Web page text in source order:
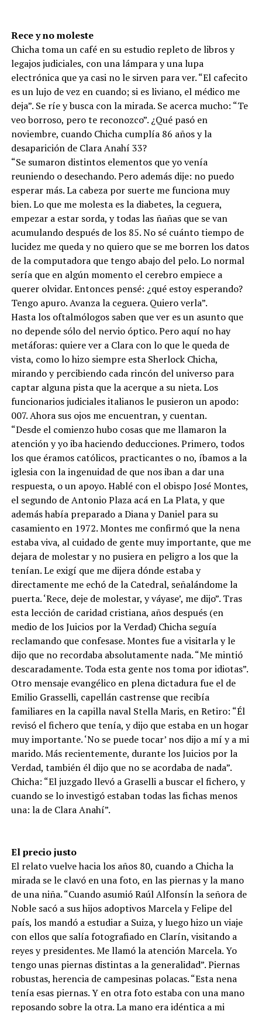
Rece y no moleste
Chicha toma un café en su estudio repleto de libros y
legajos judiciales, con una lámpara y una lupa
electrónica que ya casi no le sirven para ver. “El cafecito
es un lujo de vez en cuando; si es liviano, el médico me
deja”. Se ríe y busca con la mirada. Se acerca mucho: “Te
veo borroso, pero te reconozco”. ¿Qué pasó en
noviembre, cuando Chicha cumplía 86 años y la
desaparición de Clara Anahí 33?
“Se sumaron distintos elementos que yo venía
reuniendo o desechando. Pero además dije: no puedo
esperar más. La cabeza por suerte me funciona muy
bien. Lo que me molesta es la diabetes, la ceguera,
empezar a estar sorda, y todas las ñañas que se van
acumulando después de los 85. No sé cuánto tiempo de
lucidez me queda y no quiero que se me borren los datos
de la computadora que tengo abajo del pelo. Lo normal
sería que en algún momento el cerebro empiece a
querer olvidar. Entonces pensé: ¿qué estoy esperando?
Tengo apuro. Avanza la ceguera. Quiero verla”.
Hasta los oftalmólogos saben que ver es un asunto que
no depende sólo del nervio óptico. Pero aquí no hay
metáforas: quiere ver a Clara con lo que le queda de
vista, como lo hizo siempre esta Sherlock Chicha,
mirando y percibiendo cada rincón del universo para
captar alguna pista que la acerque a su nieta. Los
funcionarios judiciales italianos le pusieron un apodo:
007. Ahora sus ojos me encuentran, y cuentan.
“Desde el comienzo hubo cosas que me llamaron la
atención y yo iba haciendo deducciones. Primero, todos
los que éramos católicos, practicantes o no, íbamos a la
iglesia con la ingenuidad de que nos iban a dar una
respuesta, o un apoyo. Hablé con el obispo José Montes,
el segundo de Antonio Plaza acá en La Plata, y que
además había preparado a Diana y Daniel para su
casamiento en 1972. Montes me confirmó que la nena
estaba viva, al cuidado de gente muy importante, que me
dejara de molestar y no pusiera en peligro a los que la
tenían. Le exigí que me dijera dónde estaba y
directamente me echó de la Catedral, señalándome la
puerta. ‘Rece, deje de molestar, y váyase’, me dijo”. Tras
esta lección de caridad cristiana, años después (en
medio de los Juicios por la Verdad) Chicha seguía
reclamando que confesase. Montes fue a visitarla y le
dijo que no recordaba absolutamente nada. “Me mintió
descaradamente. Toda esta gente nos toma por idiotas”.
Otro mensaje evangélico en plena dictadura fue el de
Emilio Grasselli, capellán castrense que recibía
familiares en la capilla naval Stella Maris, en Retiro: “Él
revisó el fichero que tenía, y dijo que estaba en un hogar
muy importante. ‘No se puede tocar’ nos dijo a mí y a mi
marido. Más recientemente, durante los Juicios por la
Verdad, también él dijo que no se acordaba de nada”.
Chicha: “El juzgado llevó a Graselli a buscar el fichero, y
cuando se lo investigó estaban todas las fichas menos
una: la de Clara Anahí”.
El precio justo
El relato vuelve hacia los años 80, cuando a Chicha la
mirada se le clavó en una foto, en las piernas y la mano
de una niña. “Cuando asumió Raúl Alfonsín la señora de
Noble sacó a sus hijos adoptivos Marcela y Felipe del
país, los mandó a estudiar a Suiza, y luego hizo un viaje
con ellos que salía fotografiado en Clarín, visitando a
reyes y presidentes. Me llamó la atención Marcela. Yo
tengo unas piernas distintas a la generalidad”. Piernas
robustas, herencia de campesinas polacas. “Esta nena
tenía esas piernas. Y en otra foto estaba con una mano
reposando sobre la otra. La mano era idéntica a mi